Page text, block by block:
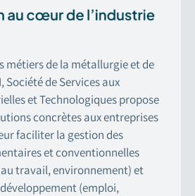
métiers de la métallurgie et de
Société de Services aux
et Technologiques propose
concrètes aux entreprises
faciliter la gestion des
et conventionnelles
travail, environnement) et
(emploi,